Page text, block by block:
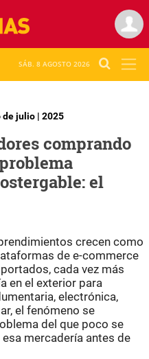
SÁB. 8 AGOSTO 2026
julio | 2025
comprando
el
crecen como
de e-commerce
cada vez más
en el exterior para
electrónica,
el fenómeno se
del que poco se
mercadería antes de